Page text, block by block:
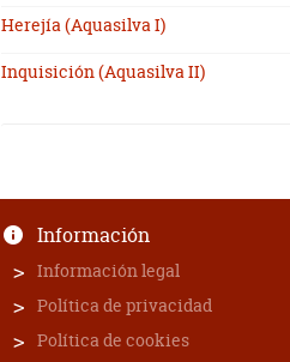
Herejía (Aquasilva I)
Inquisición (Aquasilva II)
Información
Información legal
Política de privacidad
Política de cookies